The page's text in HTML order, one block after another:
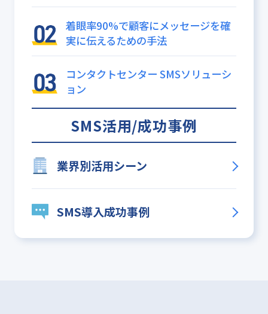
着眼率90%で顧客にメッセージを確
実に伝えるための手法
コンタクトセンター SMSソリューシ
ョン
SMS活用/成功事例
業界別活用シーン
SMS導入成功事例